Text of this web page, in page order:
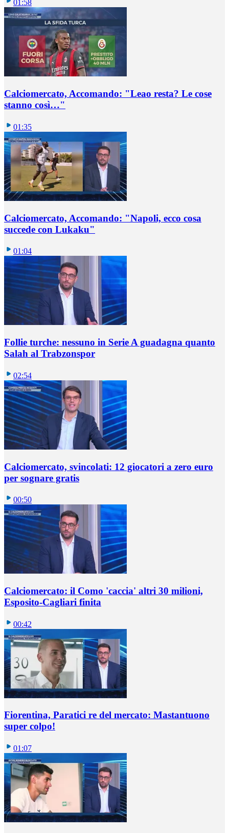
01:58
Calciomercato, Accomando: "Leao resta? Le cose
stanno così…"
01:35
Calciomercato, Accomando: "Napoli, ecco cosa
succede con Lukaku"
01:04
Follie turche: nessuno in Serie A guadagna quanto
Salah al Trabzonspor
02:54
Calciomercato, svincolati: 12 giocatori a zero euro
per sognare gratis
00:50
Calciomercato: il Como 'caccia' altri 30 milioni,
Esposito-Cagliari finita
00:42
Fiorentina, Paratici re del mercato: Mastantuono
super colpo!
01:07